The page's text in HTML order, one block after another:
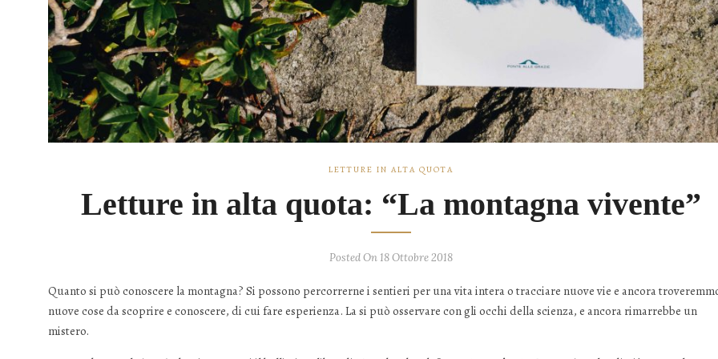
LETTURE IN ALTA QUOTA
Letture in alta quota: “La montagna vivente”
Posted On 18 Ottobre 2018
Quanto si può conoscere la montagna? Si possono percorrerne i sentieri per una vita intera o tracciare nuove vie e ancora
nuove cose da scoprire e conoscere, di cui fare esperienza. La si può osservare con gli occhi della scienza, e ancora rimarrebbe un
mistero.